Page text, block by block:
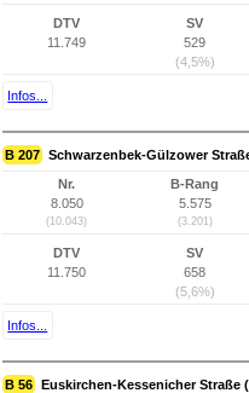
DTV
11.749
SV
529
(4,5%)
Infos...
B 207 Schwarzenbek-Gülzower
Nr.
8.050
(10.043)
B-Rang
5.575
(3.201)
DTV
11.750
SV
658
(5,6%)
Infos...
B 56 Euskirchen-Kessenicher Straße